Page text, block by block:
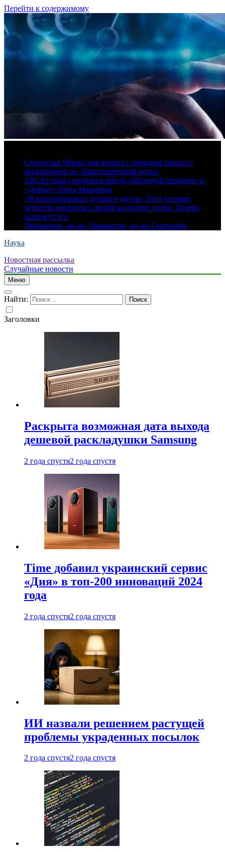
Перейти к содержимому
Станислав Чекан: как воевал с немцами таксист-
милиционер из «Бриллиантовой руки»
100 лет назад родилась звезда «Молодой гвардии» и
«Девчат» Инна Макарова
«Я консервировал лучшего друга» Этот человек
четверть века резал людей на потеху толпе. Теперь
разрежут его
Лермонтов, он же Лермантов, он же Learmonth
Наука
Новостная рассылка
Случайные новости
Меню
Найти:
Заголовки
Раскрыта возможная дата выхода
дешевой раскладушки Samsung
2 года спустя2 года спустя
Time добавил украинский сервис
«Дия» в топ-200 инноваций 2024
года
2 года спустя2 года спустя
ИИ назвали решением растущей
проблемы украденных посылок
2 года спустя2 года спустя